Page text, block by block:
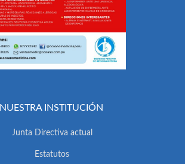
NUESTRA INSTITUCIÓN
Junta Directiva actual
Estatutos